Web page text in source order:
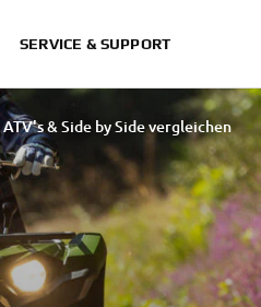
SERVICE & SUPPORT
ATV's & Side by Side vergleichen